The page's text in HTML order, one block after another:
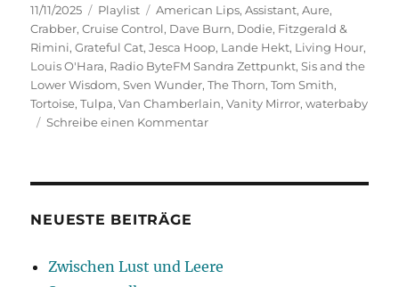
Veröffentlicht
am
11/11/2025 Kategorien
Playlist Schlagwörter
American Lips,Assistant,Aure,
Crabber,Cruise Control, Dave Burn, Dodie, Fitzgerald &
Rimini,Grateful Cat,Jesca Hoop, Lande Hekt, Living Hour,
Louis O'Hara, Radio ByteFM Sandra Zettpunkt,Sis and the
Lower Wisdom,Sven Wunder,The Thorn,Tom Smith,
Tortoise,Tulpa,Van Chamberlain,Vanity Mirror,waterbaby
Schreibe einen Kommentarzu
NEUESTE BEITRÄGE
Zwischen Lust und Leere